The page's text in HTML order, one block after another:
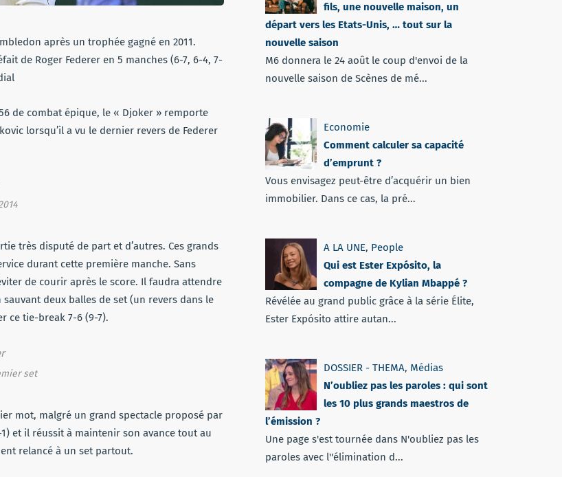
après un trophée gagné en 2011.
de Roger Federer en 5 manches (6-7, 6-4, 7-
de combat épique, le « Djoker » remporte
lorsqu’il a vu le dernier revers de Federer
très disputé de part et d’autres. Ces grands
durant cette première manche. Sans
de courir après le score. Il faudra attendre
deux balles de set (un revers dans le
ce tie-break 7-6 (9-7).
set
mot, malgré un grand spectacle proposé par
et il réussit à maintenir son avance tout au
relancé à un set partout.
fils, une nouvelle maison, un
départ vers les Etats-Unis, … tout sur la
nouvelle saison
M6 donnera le 24 août le coup d'envoi de la
nouvelle saison de Scènes de mé...
Economie
Comment calculer sa capacité
d’emprunt ?
Vous envisagez peut-être d’acquérir un bien
immobilier. Dans ce cas, la pré...
A LA UNE, People
Qui est Ester Expósito, la
compagne de Kylian Mbappé ?
Révélée au grand public grâce à la série Élite,
Ester Expósito attire autan...
DOSSIER - THEMA, Médias
N’oubliez pas les paroles : qui sont
les 10 plus grands maestros de
l’émission ?
Une page s'est tournée dans N'oubliez pas les
paroles avec l''élimination d...